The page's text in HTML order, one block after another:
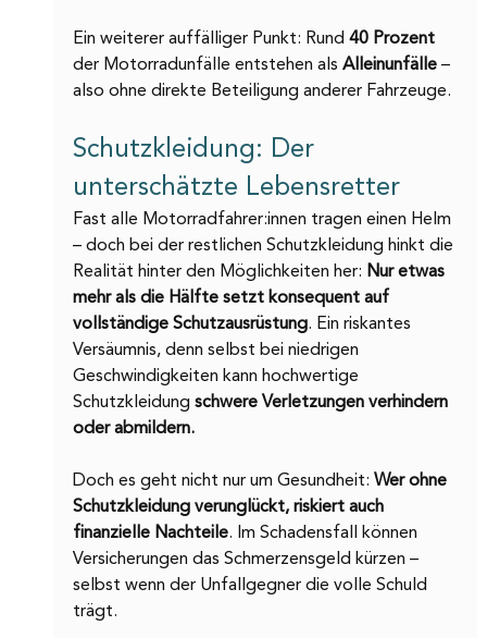
Ein weiterer auffälliger Punkt: Rund 40 Prozent
der Motorradunfälle entstehen als Alleinunfälle –
also ohne direkte Beteiligung anderer Fahrzeuge.
Schutzkleidung: Der
unterschätzte Lebensretter
Fast alle Motorradfahrer:innen tragen einen Helm
– doch bei der restlichen Schutzkleidung hinkt die
Realität hinter den Möglichkeiten her: Nur etwas
mehr als die Hälfte setzt konsequent auf
vollständige Schutzausrüstung. Ein riskantes
Versäumnis, denn selbst bei niedrigen
Geschwindigkeiten kann hochwertige
Schutzkleidung schwere Verletzungen verhindern
oder abmildern.
Doch es geht nicht nur um Gesundheit: Wer ohne
Schutzkleidung verunglückt, riskiert auch
finanzielle Nachteile. Im Schadensfall können
Versicherungen das Schmerzensgeld kürzen –
selbst wenn der Unfallgegner die volle Schuld
trägt.